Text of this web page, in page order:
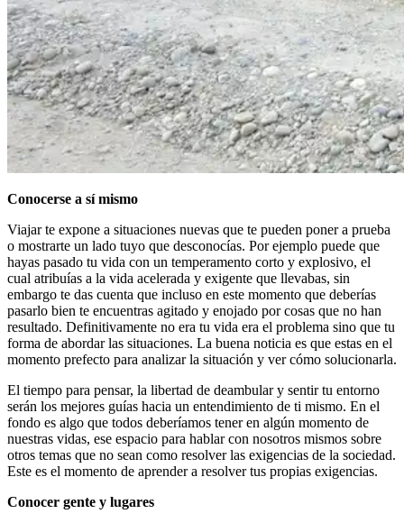
Conocerse a sí mismo
Viajar te expone a situaciones nuevas que te pueden poner a prueba
o mostrarte un lado tuyo que desconocías. Por ejemplo puede que
hayas pasado tu vida con un temperamento corto y explosivo, el
cual atribuías a la vida acelerada y exigente que llevabas, sin
embargo te das cuenta que incluso en este momento que deberías
pasarlo bien te encuentras agitado y enojado por cosas que no han
resultado. Definitivamente no era tu vida era el problema sino que tu
forma de abordar las situaciones. La buena noticia es que estas en el
momento prefecto para analizar la situación y ver cómo solucionarla.
El tiempo para pensar, la libertad de deambular y sentir tu entorno
serán los mejores guías hacia un entendimiento de ti mismo. En el
fondo es algo que todos deberíamos tener en algún momento de
nuestras vidas, ese espacio para hablar con nosotros mismos sobre
otros temas que no sean como resolver las exigencias de la sociedad.
Este es el momento de aprender a resolver tus propias exigencias.
Conocer gente y lugares